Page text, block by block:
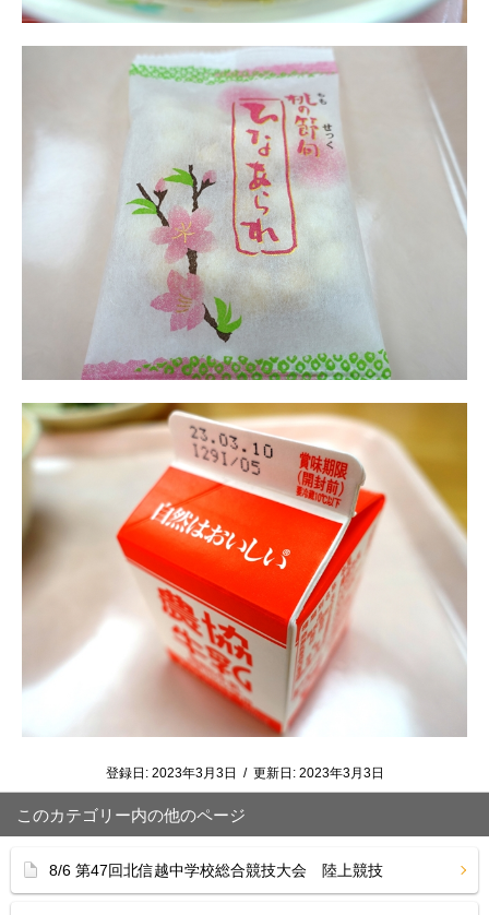
登録日: 2023年3月3日 / 更新日: 2023年3月3日
このカテゴリー内の他のページ
8/6 第47回北信越中学校総合競技大会 陸上競技